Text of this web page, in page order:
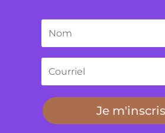
Je